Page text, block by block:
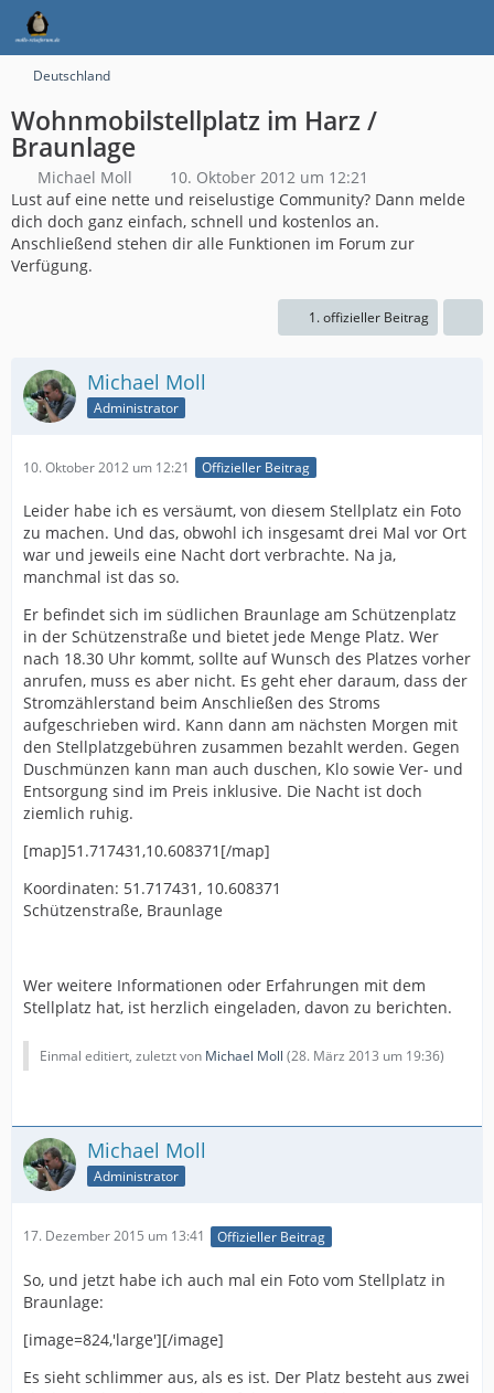
Deutschland
Wohnmobilstellplatz im Harz /
Braunlage
Michael Moll
10. Oktober 2012 um 12:21
Lust auf eine nette und reiselustige Community? Dann melde
dich doch ganz einfach, schnell und kostenlos an.
Anschließend stehen dir alle Funktionen im Forum zur
Verfügung.
1. offizieller Beitrag
Michael Moll
Administrator
10. Oktober 2012 um 12:21 Offizieller Beitrag
Leider habe ich es versäumt, von diesem Stellplatz ein Foto
zu machen. Und das, obwohl ich insgesamt drei Mal vor Ort
war und jeweils eine Nacht dort verbrachte. Na ja,
manchmal ist das so.
Er befindet sich im südlichen Braunlage am Schützenplatz
in der Schützenstraße und bietet jede Menge Platz. Wer
nach 18.30 Uhr kommt, sollte auf Wunsch des Platzes vorher
anrufen, muss es aber nicht. Es geht eher daraum, dass der
Stromzählerstand beim Anschließen des Stroms
aufgeschrieben wird. Kann dann am nächsten Morgen mit
den Stellplatzgebühren zusammen bezahlt werden. Gegen
Duschmünzen kann man auch duschen, Klo sowie Ver- und
Entsorgung sind im Preis inklusive. Die Nacht ist doch
ziemlich ruhig.
[map]51.717431,10.608371[/map]
Koordinaten: 51.717431, 10.608371
Schützenstraße, Braunlage
Wer weitere Informationen oder Erfahrungen mit dem
Stellplatz hat, ist herzlich eingeladen, davon zu berichten.
Einmal editiert, zuletzt von Michael Moll (28. März 2013 um 19:36)
Michael Moll
Administrator
17. Dezember 2015 um 13:41 Offizieller Beitrag
So, und jetzt habe ich auch mal ein Foto vom Stellplatz in
Braunlage:
[image=824,'large'][/image]
Es sieht schlimmer aus, als es ist. Der Platz besteht aus zwei